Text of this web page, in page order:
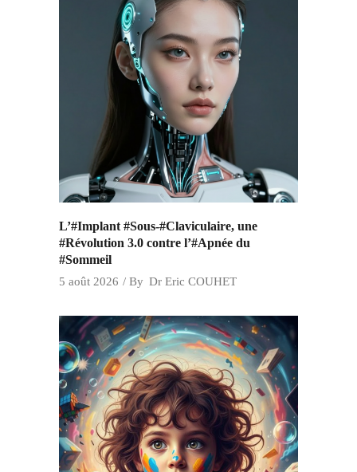
L’#Implant #Sous-#Claviculaire, une
#Révolution 3.0 contre l’#Apnée du
#Sommeil
5 août 2026 By Dr Eric COUHET